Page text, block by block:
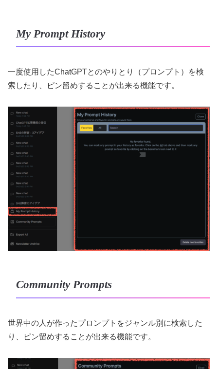
My Prompt History
一度使用したChatGPTとのやりとり（プロンプト）を検
索したり、ピン留めすることが出来る機能です。
Community Prompts
世界中の人が作ったプロンプトをジャンル別に検索した
り、ピン留めすることが出来る機能です。